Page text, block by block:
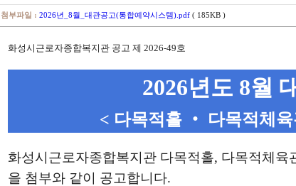
첨부파일 : 2026년_8월_대관공고(통합예약시스템).pdf ( 185KB )
화성시근로자종합복지관 공고 제 2026-49호
2026년도 8월
< 다목적홀 ‧ 다목적체
화성시근로자종합복지관 다목적홀, 다목적체육
을 첨부와 같이 공고합니다.